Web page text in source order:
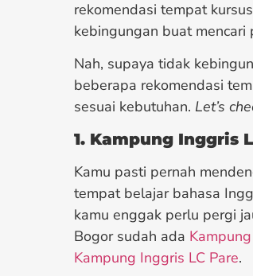
rekomendasi tempat
kebingungan buat
Nah, supaya tidak
beberapa rekomendasi
sesuai kebutuhan. Let’s
1. Kampung Inggris
Kamu pasti pernah
tempat belajar bahasa
kamu enggak perlu pergi
Bogor sudah ada
Kampung Inggris LC Pare.